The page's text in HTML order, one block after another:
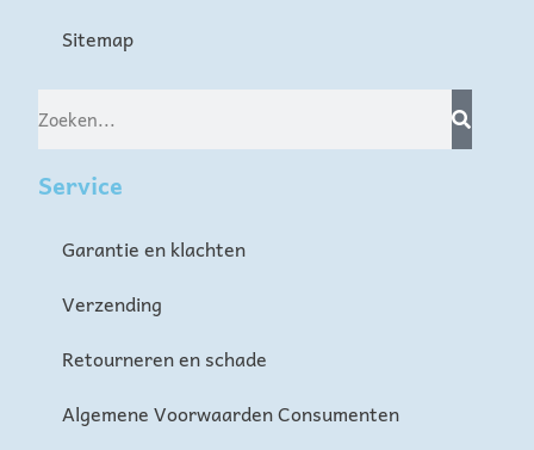
Sitemap
Service
Garantie en klachten
Verzending
Retourneren en schade
Algemene Voorwaarden Consumenten